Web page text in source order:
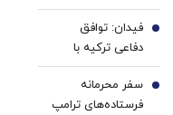
جهان است
پیوست + فیلم
فیدان: توافق
دفاعی ترکیه با
پاکستان و عربستان
علیه ایران نیست
6
سفر محرمانه
فرستاده‌های ترامپ
7